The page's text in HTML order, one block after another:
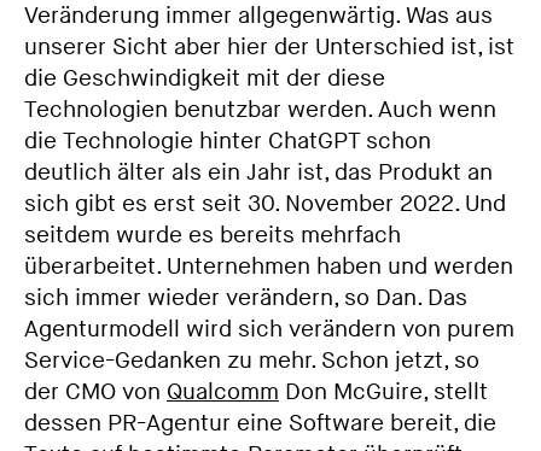
Veränderung immer allgegenwärtig. Was aus
unserer Sicht aber hier der Unterschied ist, ist
die Geschwindigkeit mit der diese
Technologien benutzbar werden. Auch wenn
die Technologie hinter ChatGPT schon
deutlich älter als ein Jahr ist, das Produkt an
sich gibt es erst seit 30. November 2022. Und
seitdem wurde es bereits mehrfach
überarbeitet. Unternehmen haben und werden
sich immer wieder verändern, so Dan. Das
Agenturmodell wird sich verändern von purem
Service-Gedanken zu mehr. Schon jetzt, so
der CMO von Qualcomm Don McGuire, stellt
dessen PR-Agentur eine Software bereit, die